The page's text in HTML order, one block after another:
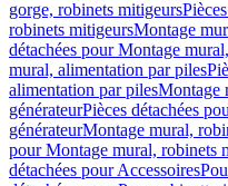
gorge, robinets mitigeurs
robinets mitigeursMontage
détachées pour Montage
mural, alimentation par piles
alimentation par pilesMontage
générateurPièces détachées
générateurMontage mural,
pour Montage mural, robinets
détachées pour Accessoires